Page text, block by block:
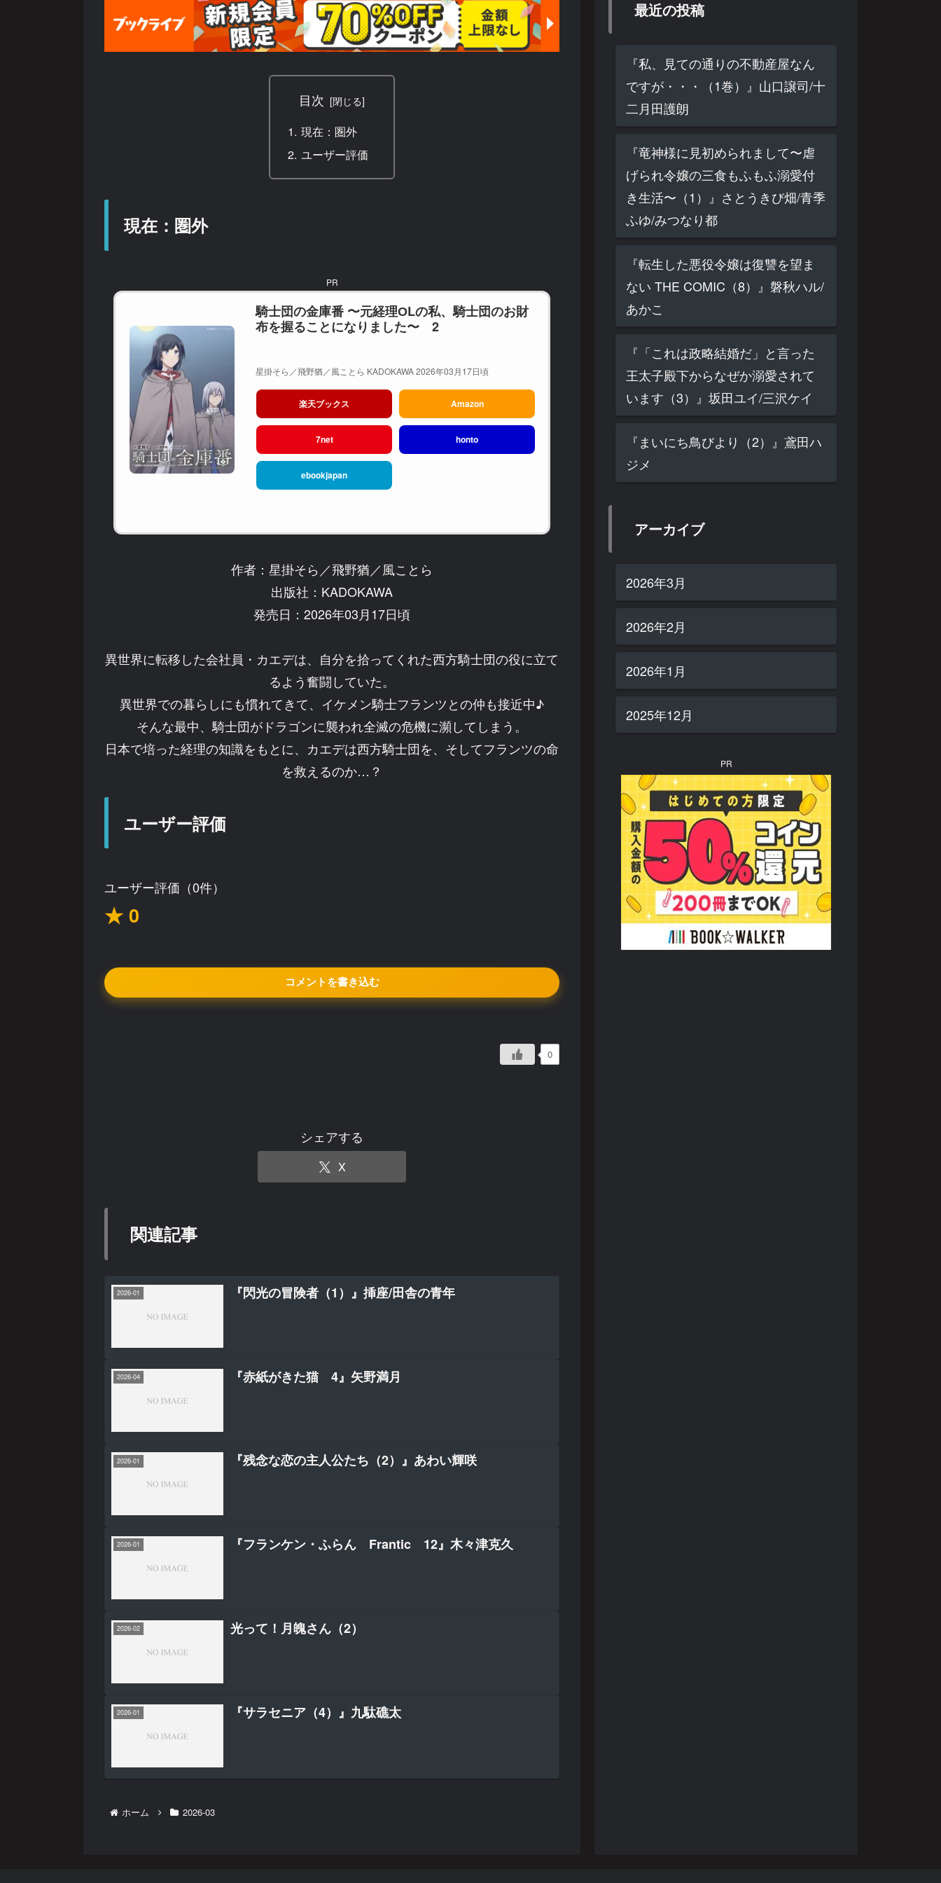
目次
現在：圏外
ユーザー評価
現在：圏外
PR
騎士団の金庫番 〜元経理ОLの私、騎士団のお財
布を握ることになりました〜 2
星掛そら／飛野猶／風ことら KADOKAWA 2026年03月17日頃
楽天ブックス Amazon
7net honto
ebookjapan
作者：星掛そら／飛野猶／風ことら
出版社：KADOKAWA
発売日：2026年03月17日頃
異世界に転移した会社員・カエデは、自分を拾ってくれた西方騎士団の役に立て
るよう奮闘していた。
異世界での暮らしにも慣れてきて、イケメン騎士フランツとの仲も接近中♪
そんな最中、騎士団がドラゴンに襲われ全滅の危機に瀕してしまう。
日本で培った経理の知識をもとに、カエデは西方騎士団を、そしてフランツの命
を救えるのか…？
ユーザー評価
ユーザー評価（0件）
★ 0
コメントを書き込む
0
シェアする
X
関連記事
2026-01 『閃光の冒険者（1）』挿座/田舎の青年
2026-04 『赤紙がきた猫 4』矢野満月
2026-01 『残念な恋の主人公たち（2）』あわい輝咲
2026-01 『フランケン・ふらん Frantic 12』木々津克久
2026-02 光って！月魄さん（2）
2026-01 『サラセニア（4）』九駄礁太
ホーム 2026-03
最近の投稿
『私、見ての通りの不動産屋なん
ですが・・・（1巻）』山口譲司/十
二月田護朗
『竜神様に見初められまして〜虐
げられ令嬢の三食もふもふ溺愛付
き生活〜（1）』さとうきび畑/青季
ふゆ/みつなり都
『転生した悪役令嬢は復讐を望ま
ない THE COMIC（8）』磐秋ハル/
あかこ
『「これは政略結婚だ」と言った
王太子殿下からなぜか溺愛されて
います（3）』坂田ユイ/三沢ケイ
『まいにち鳥びより（2）』鳶田ハ
ジメ
アーカイブ
2026年3月
2026年2月
2026年1月
2025年12月
PR